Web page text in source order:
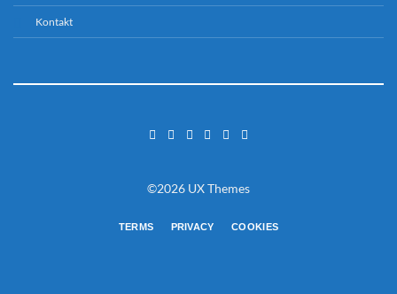
Kontakt
©2026 UX Themes
TERMS PRIVACY COOKIES